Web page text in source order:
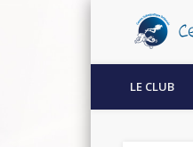
Découvrez la
LE CLUB